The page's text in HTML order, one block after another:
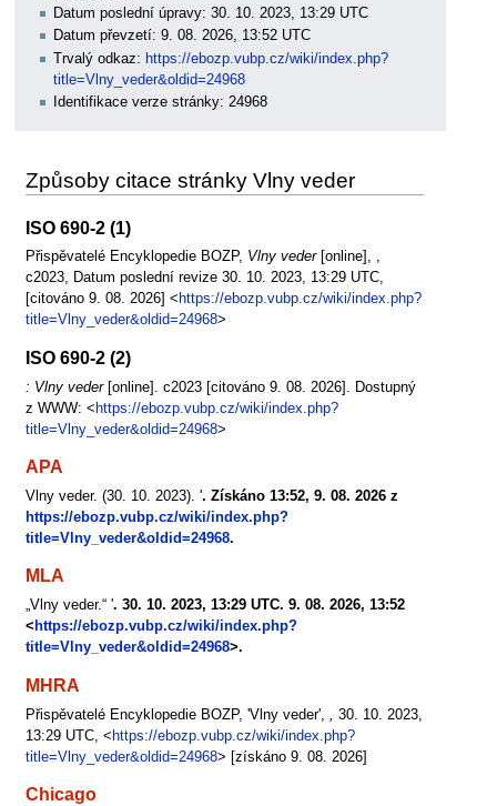
Datum poslední úpravy: 30. 10. 2023, 13:29 UTC
Datum převzetí: 9. 08. 2026, 13:52 UTC
Trvalý odkaz: https://ebozp.vubp.cz/wiki/index.php?
title=Vlny_veder&oldid=24968
Identifikace verze stránky: 24968
Způsoby citace stránky Vlny veder
ISO 690-2 (1)
Přispěvatelé Encyklopedie BOZP, Vlny veder[online], ,
c2023, Datum poslední revize 30. 10. 2023, 13:29 UTC,
[citováno 9. 08. 2026] < https://ebozp.vubp.cz/wiki/index.php?
title=Vlny_veder&oldid=24968>
ISO 690-2 (2)
: Vlny veder[online]. c2023 [citováno 9. 08. 2026]. Dostupný
z WWW: < https://ebozp.vubp.cz/wiki/index.php?
title=Vlny_veder&oldid=24968>
APA
Vlny veder. (30. 10. 2023). '. Získáno 13:52, 9. 08. 2026 z
https://ebozp.vubp.cz/wiki/index.php?
title=Vlny_veder&oldid=24968.
MLA
„Vlny veder.“ '. 30. 10. 2023, 13:29 UTC. 9. 08. 2026, 13:52
< https://ebozp.vubp.cz/wiki/index.php?
title=Vlny_veder&oldid=24968>.
MHRA
Přispěvatelé Encyklopedie BOZP, 'Vlny veder',
30. 10. 2023,
13:29 UTC, < https://ebozp.vubp.cz/wiki/index.php?
title=Vlny_veder&oldid=24968> [získáno 9. 08. 2026]
Chicago